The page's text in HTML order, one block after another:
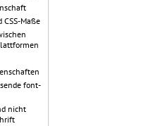
CSS-Maße
font-
nicht